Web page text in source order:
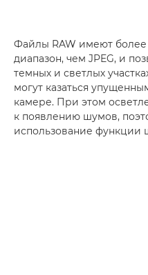
Файлы RAW имеют
диапазон, чем JPEG, и
темных и светлых
могут казаться
камере. При этом
к появлению шумов,
использование функции